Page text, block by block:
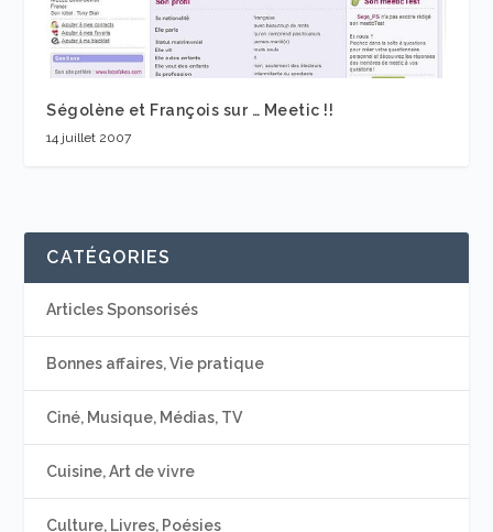
Ségolène et François sur … Meetic !!
14 juillet 2007
CATÉGORIES
Articles Sponsorisés
Bonnes affaires, Vie pratique
Ciné, Musique, Médias, TV
Cuisine, Art de vivre
Culture, Livres, Poésies